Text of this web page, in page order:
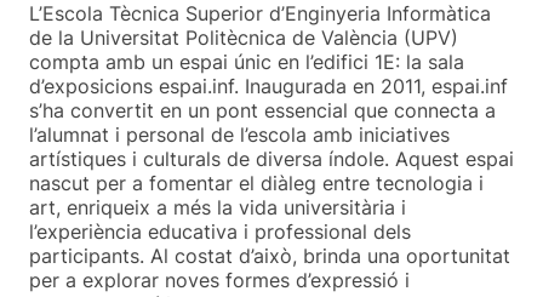
L’Escola Tècnica Superior d’Enginyeria Informàtica
de la Universitat Politècnica de València (UPV)
compta amb un espai únic en l’edifici 1E: la sala
d’exposicions espai.inf. Inaugurada en 2011, espai.inf
s’ha convertit en un pont essencial que connecta a
l’alumnat i personal de l’escola amb iniciatives
artístiques i culturals de diversa índole. Aquest espai
nascut per a fomentar el diàleg entre tecnologia i
art, enriqueix a més la vida universitària i
l’experiència educativa i professional dels
participants. Al costat d’això, brinda una oportunitat
per a explorar noves formes d’expressió i